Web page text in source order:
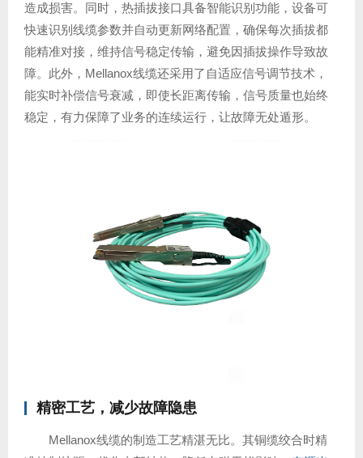
造成损害。同时，热插拔接口具备智能识别功能，设备可
快速识别线缆参数并自动更新网络配置，确保每次插拔都
能精准对接，维持信号稳定传输，避免因插拔操作导致故
障。此外，Mellanox线缆还采用了自适应信号调节技术，
能实时补偿信号衰减，即使长距离传输，信号质量也始终
稳定，有力保障了业务的连续运行，让故障无处遁形。
精密工艺，减少故障隐患
Mellanox线缆的制造工艺精湛无比。其铜缆绞合时精